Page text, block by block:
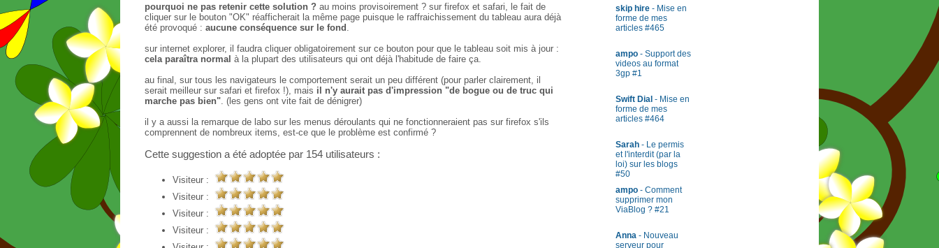
pourquoi ne pas retenir cette solution ? au moins provisoirement ? sur firefox et safari, le fait de
cliquer sur le bouton "OK" réafficherait la même page puisque le raffraichissement du tableau aura déjà
été provoqué : aucune conséquence sur le fond
sur internet explorer, il faudra cliquer obligatoirement sur ce bouton pour que le tableau soit mis à jour :
cela paraîtra normal à la plupart des utilisateurs qui ont déjà l'habitude de faire ça.
au final, sur tous les navigateurs le comportement serait un peu différent (pour parler clairement, il
serait meilleur sur safari et firefox !), mais il n'y aurait pas d'impression "de bogue ou de truc qui
marche pas bien" . (les gens ont vite fait de dénigrer)
il y a aussi la remarque de labo sur les menus déroulants qui ne fonctionneraient pas sur firefox s'ils
comprennent de nombreux items, est-ce que le problème est confirmé ?
Cette suggestion a été adoptée par 154 utilisateurs :
Visiteur :
Visiteur :
Visiteur :
Visiteur :
skip hire - Mise en
forme de mes
articles #465
ampo - Support des
videos au format
3gp #1
Swift Dial - Mise en
forme de mes
articles #464
Sarah - Le permis
et l'interdit (par la
loi) sur les blogs
#50
ampo - Comment
supprimer mon
ViaBlog ? #21
Anna - Nouveau
serveur pour